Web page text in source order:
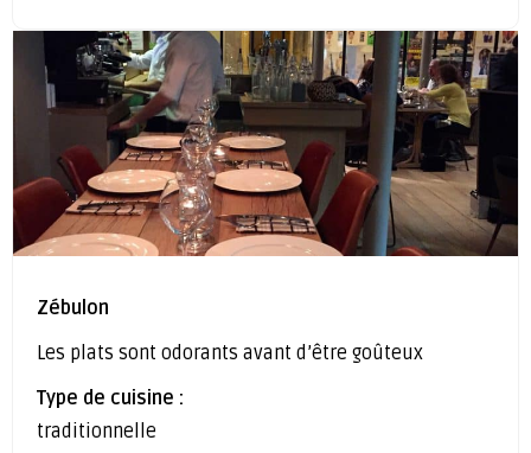
Zébulon
Les plats sont odorants avant d’être goûteux
Type de cuisine :
traditionnelle